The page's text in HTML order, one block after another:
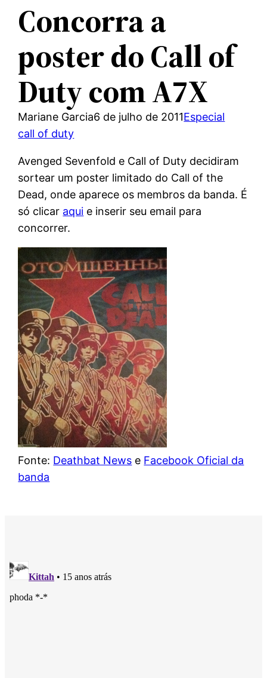
Concorra a
poster do Call of
Duty com A7X
Mariane Garcia6 de julho de 2011Especial
call of duty
Avenged Sevenfold e Call of Duty decidiram
sortear um poster limitado do Call of the
Dead, onde aparece os membros da banda. É
só clicar aqui e inserir seu email para
concorrer.
Fonte: Deathbat News e Facebook Oficial da
banda